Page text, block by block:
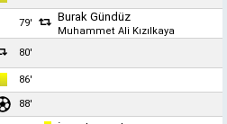
79' Burak Gündüz
Muhammet Ali Kızılkaya
80'
86'
88'